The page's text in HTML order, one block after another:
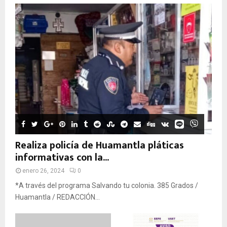
Realiza policía de Huamantla pláticas
informativas con la...
enero 26, 2024 0
*A través del programa Salvando tu colonia. 385 Grados /
Huamantla / REDACCIÓN...